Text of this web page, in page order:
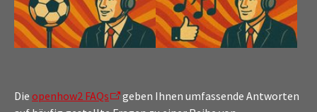
Die openhow2 FAQs
geben Ihnen umfassende Antworten